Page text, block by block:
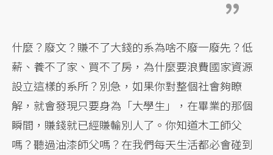
什麼？廢文？賺不了大錢的系為啥不廢一廢先？低
薪、養不了家、買不了房，為什麼要浪費國家資源
設立這樣的系所？別急，如果你對整個社會夠瞭
解，就會發現只要身為「大學生」，在畢業的那個
瞬間，賺錢就已經賺輸別人了。你知道木工師父
嗎？聽過油漆師父嗎？在我們每天生活都必會碰到